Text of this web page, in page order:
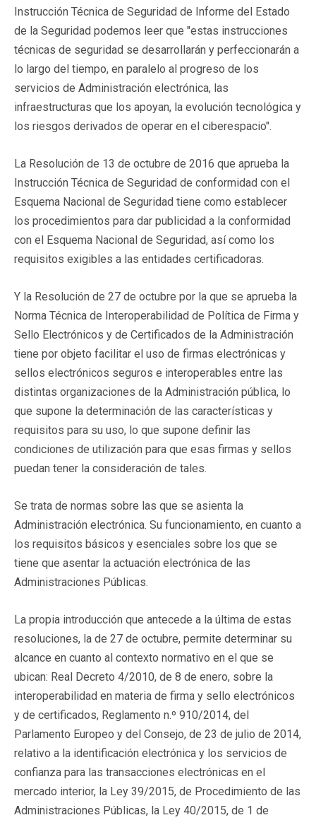
Instrucción Técnica de Seguridad de Informe del Estado
de la Seguridad podemos leer que "estas instrucciones
técnicas de seguridad se desarrollarán y perfeccionarán a
lo largo del tiempo, en paralelo al progreso de los
servicios de Administración electrónica, las
infraestructuras que los apoyan, la evolución tecnológica y
los riesgos derivados de operar en el ciberespacio".
La Resolución de 13 de octubre de 2016 que aprueba la
Instrucción Técnica de Seguridad de conformidad con el
Esquema Nacional de Seguridad tiene como establecer
los procedimientos para dar publicidad a la conformidad
con el Esquema Nacional de Seguridad, así como los
requisitos exigibles a las entidades certificadoras.
Y la Resolución de 27 de octubre por la que se aprueba la
Norma Técnica de Interoperabilidad de Política de Firma y
Sello Electrónicos y de Certificados de la Administración
tiene por objeto facilitar el uso de firmas electrónicas y
sellos electrónicos seguros e interoperables entre las
distintas organizaciones de la Administración pública, lo
que supone la determinación de las características y
requisitos para su uso, lo que supone definir las
condiciones de utilización para que esas firmas y sellos
puedan tener la consideración de tales.
Se trata de normas sobre las que se asienta la
Administración electrónica. Su funcionamiento, en cuanto a
los requisitos básicos y esenciales sobre los que se
tiene que asentar la actuación electrónica de las
Administraciones Públicas.
La propia introducción que antecede a la última de estas
resoluciones, la de 27 de octubre, permite determinar su
alcance en cuanto al contexto normativo en el que se
ubican: Real Decreto 4/2010, de 8 de enero, sobre la
interoperabilidad en materia de firma y sello electrónicos
y de certificados, Reglamento n.º 910/2014, del
Parlamento Europeo y del Consejo, de 23 de julio de 2014,
relativo a la identificación electrónica y los servicios de
confianza para las transacciones electrónicas en el
mercado interior, la Ley 39/2015, de Procedimiento de las
Administraciones Públicas, la Ley 40/2015, de 1 de